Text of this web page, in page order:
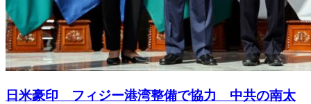
日米豪印 フィジー港湾整備で協力 中共の南太